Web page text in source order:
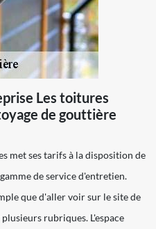
Les toitures
de gouttière
met ses tarifs à la disposition de
de service d'entretien.
que d'aller voir sur le site de
rubriques. L'espace